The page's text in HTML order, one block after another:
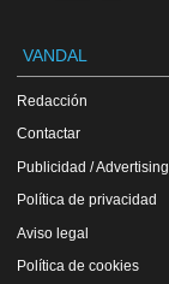
VANDAL
Redacción
Contactar
Publicidad / Advertising
Política de privacidad
Aviso legal
Política de cookies